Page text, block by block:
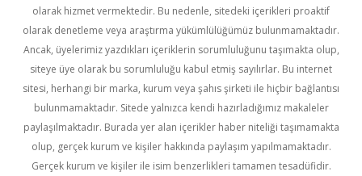
olarak hizmet vermektedir. Bu nedenle, sitedeki içerikleri proaktif
olarak denetleme veya araştırma yükümlülüğümüz bulunmamaktadır.
Ancak, üyelerimiz yazdıkları içeriklerin sorumluluğunu taşımakta olup,
siteye üye olarak bu sorumluluğu kabul etmiş sayılırlar. Bu internet
sitesi, herhangi bir marka, kurum veya şahıs şirketi ile hiçbir bağlantısı
bulunmamaktadır. Sitede yalnızca kendi hazırladığımız makaleler
paylaşılmaktadır. Burada yer alan içerikler haber niteliği taşımamakta
olup, gerçek kurum ve kişiler hakkında paylaşım yapılmamaktadır.
Gerçek kurum ve kişiler ile isim benzerlikleri tamamen tesadüfidir.